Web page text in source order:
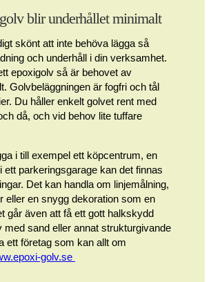
blir underhållet minimalt
skönt att inte behöva lägga så
och underhåll i din verksamhet.
epoxigolv så är behovet av
Golvbeläggningen är fogfri och tål
Du håller enkelt golvet rent med
då, och vid behov lite tuffare
i till exempel ett köpcentrum, en
ett parkeringsgarage kan det finnas
Det kan handla om linjemålning,
eller en snygg dekoration som en
går även att få ett gott halkskydd
med sand eller annat strukturgivande
ett företag som kan allt om
golv.se